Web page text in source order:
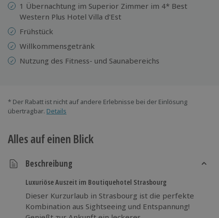
1 Übernachtung im Superior Zimmer im 4* Best
Western Plus Hotel Villa d'Est
Frühstück
Willkommensgetränk
Nutzung des Fitness- und Saunabereichs
* Der Rabatt ist nicht auf andere Erlebnisse bei der Einlösung
übertragbar. Details
Alles auf einen Blick
Beschreibung
Luxuriöse Auszeit im Boutiquehotel Strasbourg
Dieser Kurzurlaub in Strasbourg ist die perfekte
Kombination aus Sightseeing und Entspannung!